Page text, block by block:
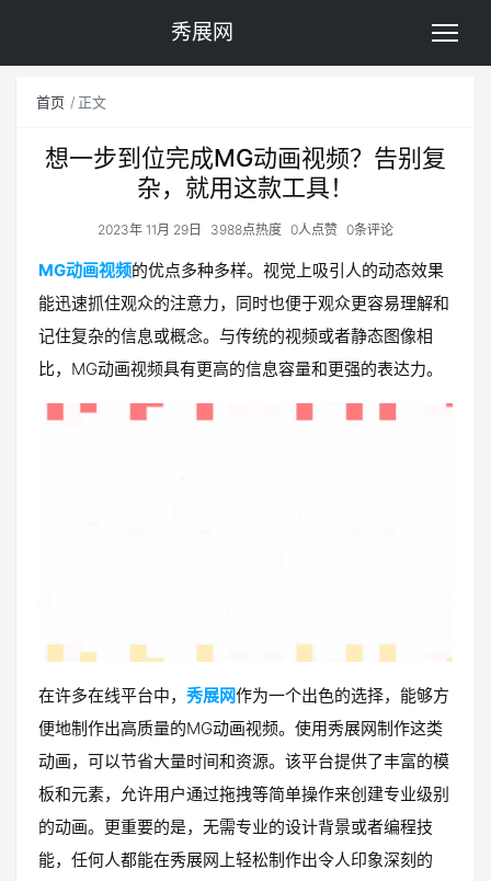
秀展网
首页 正文
想一步到位完成MG动画视频？告别复
杂，就用这款工具！
2023年 11月 29日 3988点热度 0人点赞 0条评论
MG动画视频的优点多种多样。视觉上吸引人的动态效果
能迅速抓住观众的注意力，同时也便于观众更容易理解和
记住复杂的信息或概念。与传统的视频或者静态图像相
比，MG动画视频具有更高的信息容量和更强的表达力。
在许多在线平台中， 秀展网作为一个出色的选择，能够方
便地制作出高质量的MG动画视频。使用秀展网制作这类
动画，可以节省大量时间和资源。该平台提供了丰富的模
板和元素，允许用户通过拖拽等简单操作来创建专业级别
的动画。更重要的是，无需专业的设计背景或者编程技
能，任何人都能在秀展网上轻松制作出令人印象深刻的